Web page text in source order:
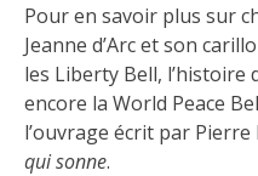
Pour en savoir plus sur
Jeanne d’Arc et son
les Liberty Bell, l’histoire
encore la World Peace
l’ouvrage écrit par Pierre
qui sonne.